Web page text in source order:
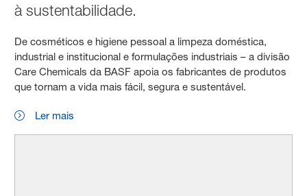
à sustentabilidade.
De cosméticos e higiene pessoal a limpeza doméstica,
industrial e institucional e formulações industriais – a divisão
Care Chemicals da BASF apoia os fabricantes de produtos
que tornam a vida mais fácil, segura e sustentável.
Ler mais